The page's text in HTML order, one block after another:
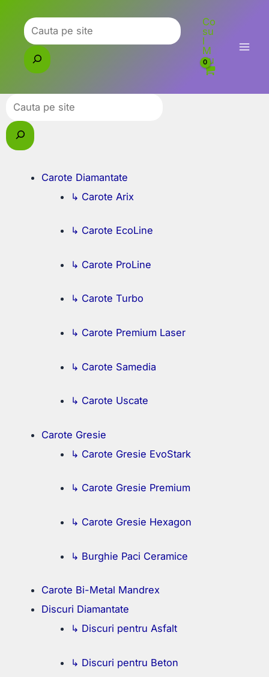
content
Caută
Co
su
l
M
eu
Caută
Carote Diamantate
↳ Carote Arix
↳ Carote EcoLine
↳ Carote ProLine
↳ Carote Turbo
↳ Carote Premium Laser
↳ Carote Samedia
↳ Carote Uscate
Carote Gresie
↳ Carote Gresie EvoStark
↳ Carote Gresie Premium
↳ Carote Gresie Hexagon
↳ Burghie Paci Ceramice
Carote Bi-Metal Mandrex
Discuri Diamantate
↳ Discuri pentru Asfalt
↳ Discuri pentru Beton